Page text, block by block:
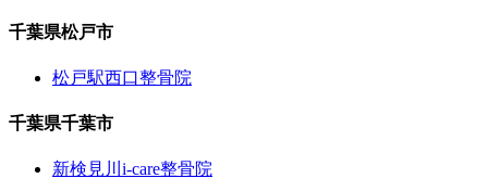
千葉県松戸市
松戸駅西口整骨院
千葉県千葉市
新検見川i-care整骨院